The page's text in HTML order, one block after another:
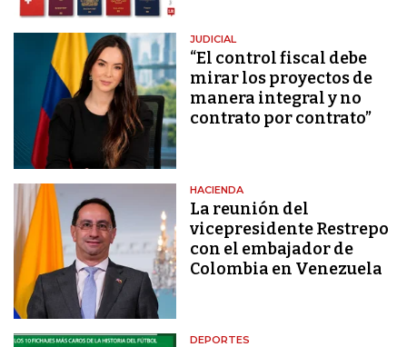
JUDICIAL
“El control fiscal debe
mirar los proyectos de
manera integral y no
contrato por contrato”
HACIENDA
La reunión del
vicepresidente Restrepo
con el embajador de
Colombia en Venezuela
DEPORTES